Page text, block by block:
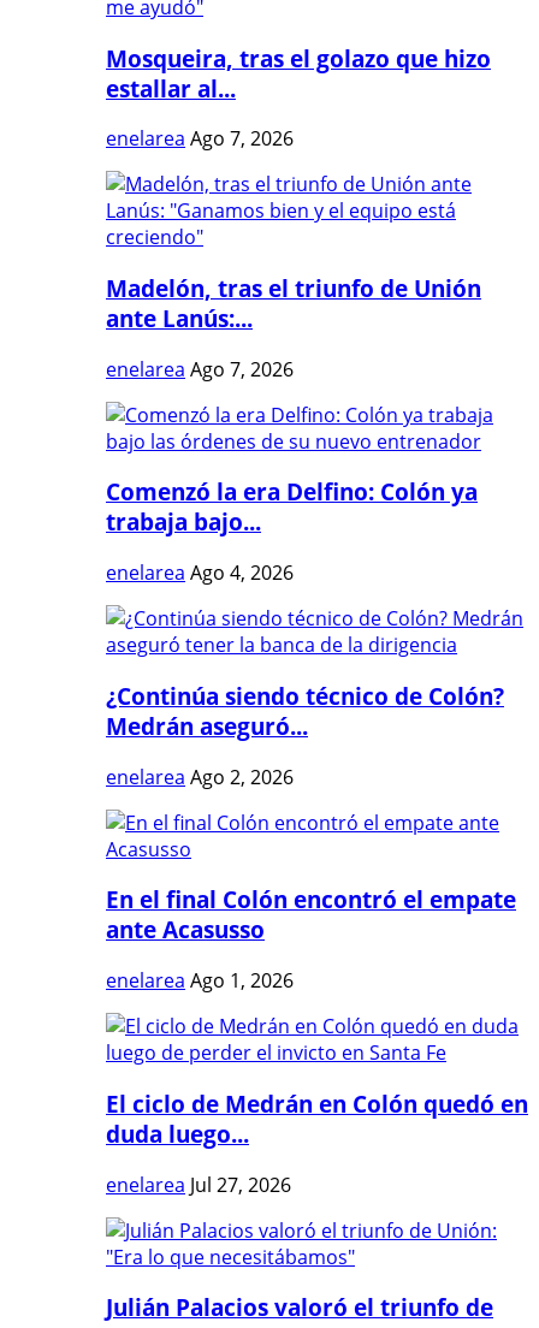
Mosqueira, tras el golazo que hizo
estallar al...
enelarea Ago 7, 2026
Madelón, tras el triunfo de Unión
ante Lanús:...
enelarea Ago 7, 2026
Comenzó la era Delfino: Colón ya
trabaja bajo...
enelarea Ago 4, 2026
¿Continúa siendo técnico de Colón?
Medrán aseguró...
enelarea Ago 2, 2026
En el final Colón encontró el empate
ante Acasusso
enelarea Ago 1, 2026
El ciclo de Medrán en Colón quedó en
duda luego...
enelarea Jul 27, 2026
Julián Palacios valoró el triunfo de